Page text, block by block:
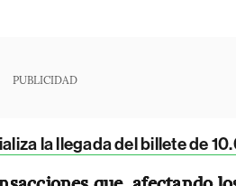
PUBLICIDAD
la llegada del billete de